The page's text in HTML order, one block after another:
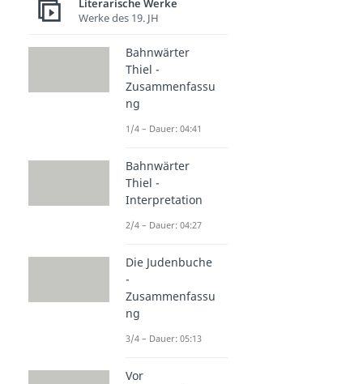
Werke des 19. JH
Bahnwärter
Thiel -
Zusammenfassu
ng
1/4 – Dauer: 04:41
Bahnwärter
Thiel -
Interpretation
2/4 – Dauer: 04:27
Die Judenbuche
-
Zusammenfassu
ng
3/4 – Dauer: 05:13
Vor